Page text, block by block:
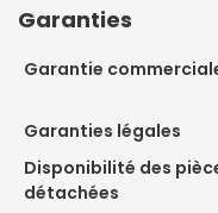
Garanties
Garantie
Garanties légales
Disponibilité des
détachées